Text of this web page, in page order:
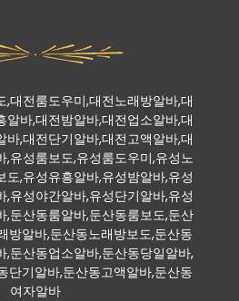
,대전룸도우미,대전노래방알바,대
알바,대전밤알바,대전업소알바,대
바,대전단기알바,대전고액알바,대
,유성룸보도,유성룸도우미,유성노
도,유성유흥알바,유성밤알바,유성
,유성야간알바,유성단기알바,유성
,둔산동룸알바,둔산동룸보도,둔산
방알바,둔산동노래방보도,둔산동
,둔산동업소알바,둔산동당일알바,
단기알바,둔산동고액알바,둔산동
여자알바